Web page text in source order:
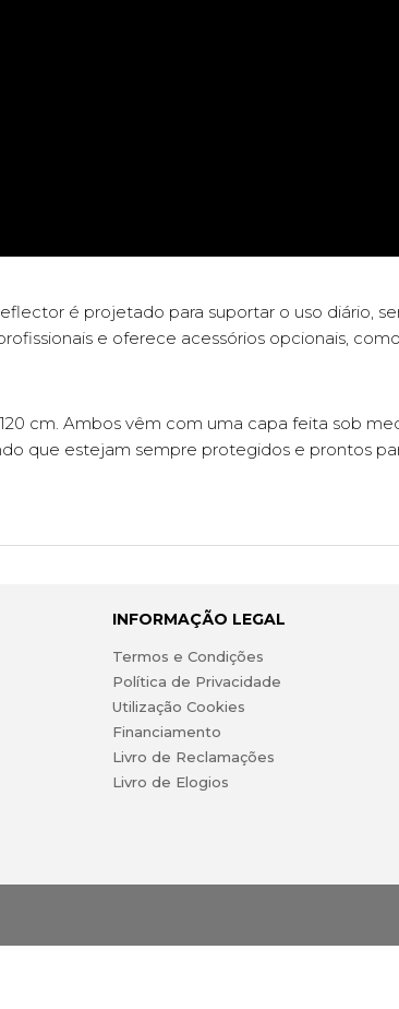
é projetado para suportar o uso diário,
e oferece acessórios opcionais,
cm. Ambos vêm com uma capa feita sob
que estejam sempre protegidos e prontos
INFORMAÇÃO LEGAL
Termos e Condições
Política de Privacidade
Utilização Cookies
Financiamento
Livro de Reclamações
Livro de Elogios